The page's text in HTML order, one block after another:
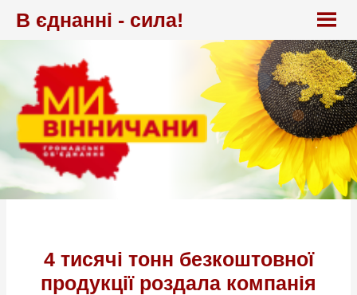
В єднанні - сила!
4 тисячі тонн безкоштовної
продукції роздала компанія